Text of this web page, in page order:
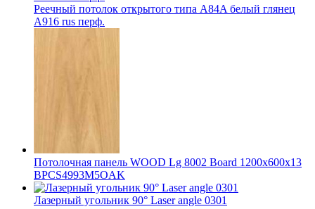
Реечный потолок открытого типа A84A белый глянец
A916 rus перф.
Потолочная панель WOOD Lg 8002 Board 1200x600x13
BPCS4993M5OAK
Лазерный угольник 90° Laser angle 0301